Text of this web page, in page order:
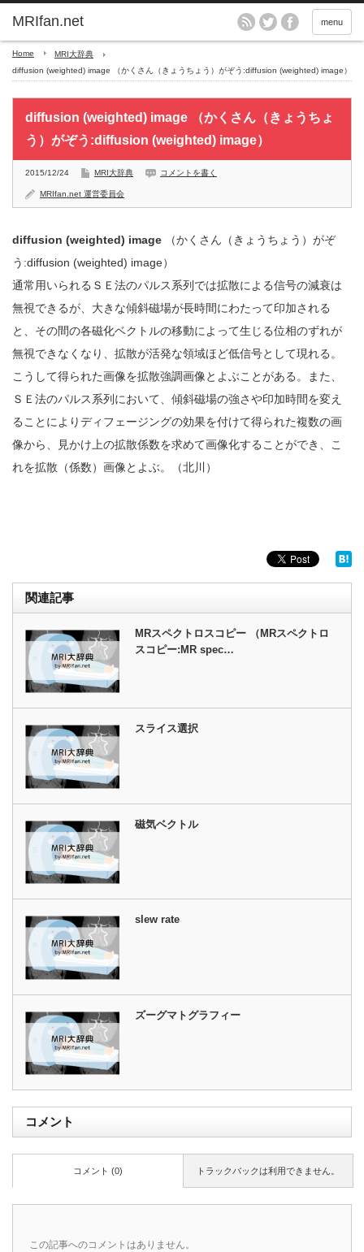
MRIfan.net menu
Home
MRI大辞典
diffusion (weighted) image （かくさん（きょうちょう）がぞう:diffusion (weighted) image）
diffusion (weighted) image （かくさん（きょうちょ
う）がぞう:diffusion (weighted) image）
2015/12/24 MRI大辞典 コメントを書く
MRIfan.net 運営委員会
diffusion (weighted) image （かくさん（きょうちょう）がぞ
う:diffusion (weighted) image）
通常用いられるＳＥ法のパルス系列では拡散による信号の減衰は
無視できるが、大きな傾斜磁場が長時間にわたって印加される
と、その間の各磁化ベクトルの移動によって生じる位相のずれが
無視できなくなり、拡散が活発な領域ほど低信号として現れる。
こうして得られた画像を拡散強調画像とよぶことがある。また、
ＳＥ法のパルス系列において、傾斜磁場の強さや印加時間を変え
ることによりディフェージングの効果を付けて得られた複数の画
像から、見かけ上の拡散係数を求めて画像化することができ、こ
れを拡散（係数）画像とよぶ。（北川）
関連記事
MRスペクトロスコピー （MRスペクトロ
スコピー:MR spec…
スライス選択
磁気ベクトル
slew rate
ズーグマトグラフィー
コメント
トラックバックは利用できません。
コメント (0)
この記事へのコメントはありません。